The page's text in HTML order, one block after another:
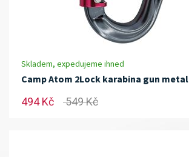
Skladem, expedujeme ihned
Camp Atom 2Lock karabina gun metal
494 Kč 549 Kč